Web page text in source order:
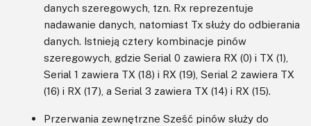
danych szeregowych, tzn. Rx reprezentuje
nadawanie danych, natomiast Tx służy do odbierania
danych. Istnieją cztery kombinacje pinów
szeregowych, gdzie Serial 0 zawiera RX (0) i TX (1),
Serial 1 zawiera TX (18) i RX (19), Serial 2 zawiera TX
(16) i RX (17), a Serial 3 zawiera TX (14) i RX (15).
Przerwania zewnętrzne Sześć pinów służy do